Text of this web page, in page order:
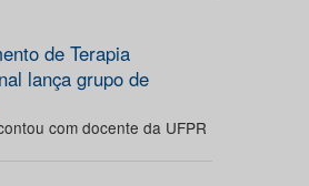
de Terapia
lança grupo de
com docente da UFPR